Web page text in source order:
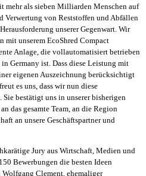
mehr als sieben Milliarden Menschen auf
Verwertung von Reststoffen und Abfällen
unserer Gegenwart. Wir
mit unserem EcoShred Compact
Anlage, die vollautomatisiert betrieben
Germany ist. Dass diese Leistung mit
eigenen Auszeichnung berücksichtigt
es uns, dass wir nun diese
bestätigt uns in unserer bisherigen
das gesamte Team, an die Region
an unsere Geschäftspartner und
Jury aus Wirtschaft, Medien und
Bewerbungen die besten Ideen
Wolfgang Clement, ehemaliger